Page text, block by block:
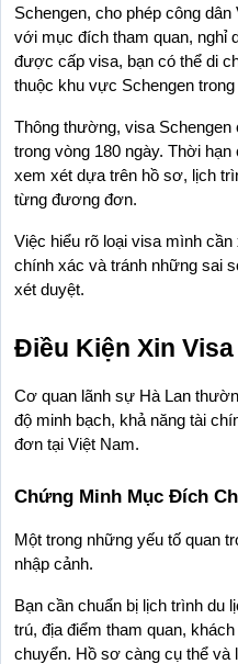
Schengen, cho phép công
với mục đích tham quan, nghỉ
được cấp visa, bạn có thể di
thuộc khu vực Schengen
Thông thường, visa Schengen
trong vòng 180 ngày. Thời
xem xét dựa trên hồ sơ, lịch
từng đương đơn.
Việc hiểu rõ loại visa mình
chính xác và tránh những sai
xét duyệt.
Điều Kiện Xin
Cơ quan lãnh sự Hà Lan
độ minh bạch, khả năng tài
đơn tại Việt Nam.
Chứng Minh Mục Đích
Một trong những yếu tố quan
nhập cảnh.
Bạn cần chuẩn bị lịch trình du
trú, địa điểm tham quan,
chuyển. Hồ sơ càng cụ thể và